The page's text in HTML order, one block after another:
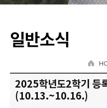
일반소식
2025학년도2학기 등
(10.13.~10.16.)